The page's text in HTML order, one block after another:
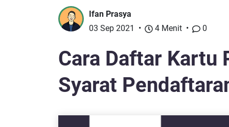
Cara Daftar Kartu
Syarat
Ifan Prasya
03 Sep 2021
4 Menit 0